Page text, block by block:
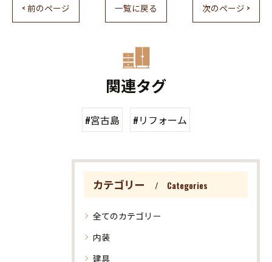
< 前のページ 一覧に戻る 次のページ >
関連タグ
#宮古島 #リフォーム
カテゴリー Categories
全てのカテゴリー
内装
建具